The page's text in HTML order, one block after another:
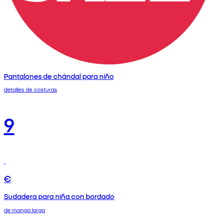
Pantalones de chándal para niño
detalles de costuras
9
€
Sudadera para niña con bordado
de manga larga